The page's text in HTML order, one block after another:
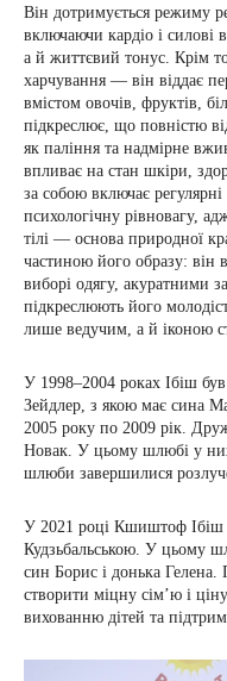
Він дотримується режиму
включаючи кардіо і
а й життєвий тонус. Крім
харчування — він віддає
вмістом овочів, фруктів,
підкреслює, що повністю
як паління та надмірне
впливає на стан шкіри,
за собою включає
психологічну рівновагу,
тілі — основа природної
частиною його образу: він
виборі одягу, акуратними
підкреслюють його
лише ведучим, а й іконою
У 1998–2004 роках Ібіш
Зейдлер, з якою має сина
2005 року по 2009 рік.
Новак. У цьому шлюбі у
шлюби завершилися
У 2021 році Кшиштоф
Кудзьбальською. У цьому
син Борис і донька
створити міцну сім’ю і
вихованню дітей та